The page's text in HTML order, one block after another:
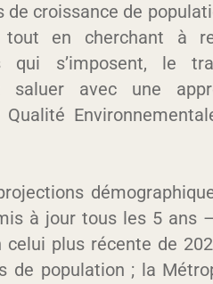
de croissance de
tout en cherchant à
qui s’imposent, le
saluer avec une
à jour tous les 5 ans
plus récente de
de population ; la